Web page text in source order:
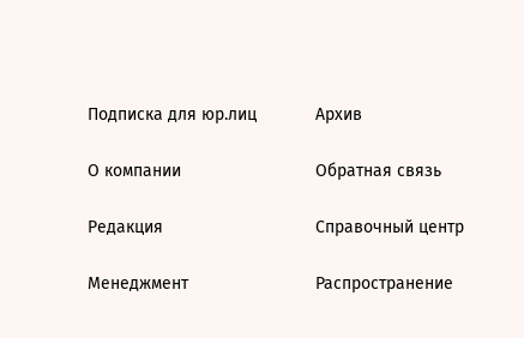
Подписка для юр.лиц
О компании
Редакция
Менеджмент
Архив
Обратная связь
Справочный центр
Распространение